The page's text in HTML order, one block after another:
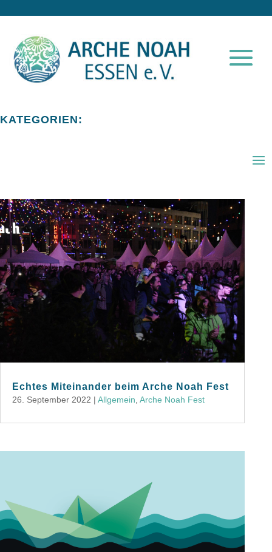
KATEGORIEN:
Echtes Miteinander beim Arche Noah Fest
26. September 2022 | Allgemein Arche Noah Fest